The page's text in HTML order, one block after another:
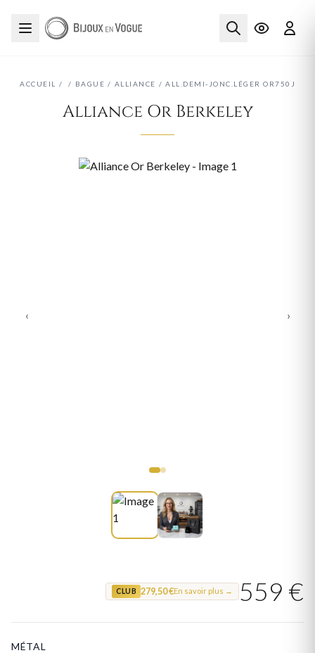
ACCUEIL / / BAGUE / ALLIANCE / ALL.DEMI-JONC.LÉGER OR750J
Alliance Or Berkeley
‹ ›
CLUB 279,50 €En savoir plus → 559 €
MÉTAL